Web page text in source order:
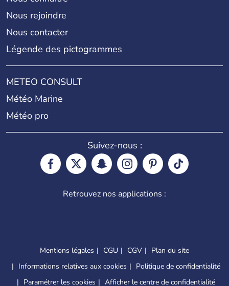
Nous rejoindre
Nous contacter
Légende des pictogrammes
METEO CONSULT
Météo Marine
Météo pro
Suivez-nous :
Retrouvez nos applications :
Mentions légales CGU CGV
Plan du site
Informations relatives aux cookies
Politique de confidentialité
Paramétrer les cookies
Afficher le centre de confidentialité